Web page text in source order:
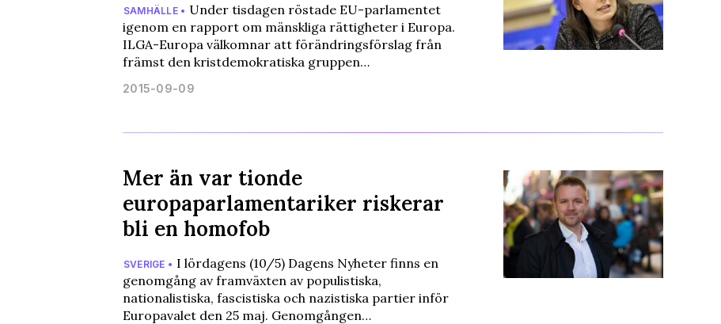
SAMHÄLLE • Under tisdagen röstade EU-parlamentet
igenom en rapport om mänskliga rättigheter i Europa.
ILGA-Europa välkomnar att förändringsförslag från
främst den kristdemokratiska gruppen…
2015-09-09
Mer än var tionde
europaparlamentariker riskerar
bli en homofob
SVERIGE • I lördagens (10/5) Dagens Nyheter finns en
genomgång av framväxten av populistiska,
nationalistiska, fascistiska och nazistiska partier inför
Europavalet den 25 maj. Genomgången…